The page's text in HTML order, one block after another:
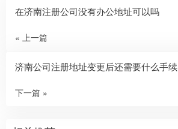
在济南注册公司没有办公地址可以吗
« 上一篇
济南公司注册地址变更后还需要什么手续
下一篇 »